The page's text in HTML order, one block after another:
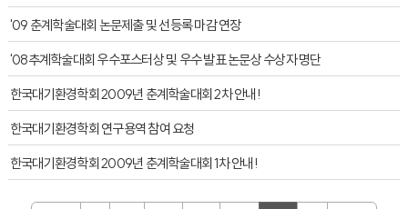
'09 춘계학술대회 논문제출 및 선등록 마감 연장
'08추계학술대회 우수포스터상 및 우수 발표 논문상 수상자 명단
한국대기환경학회 2009년 춘계학술대회 2차 안내!
한국대기환경학회 연구용역 참여 요청
한국대기환경학회 2009년 춘계학술대회 1차 안내!